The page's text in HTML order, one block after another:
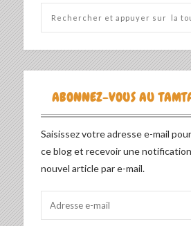
ABONNEZ-VOUS AU
Saisissez votre adresse e-mail
ce blog et recevoir une
nouvel article par e-mail.